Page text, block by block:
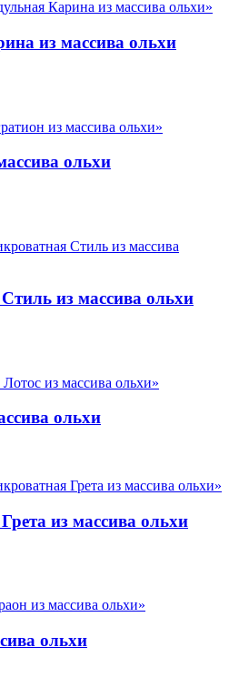
из массива ольхи
ольхи
из массива ольхи
ольхи
из массива ольхи
ольхи